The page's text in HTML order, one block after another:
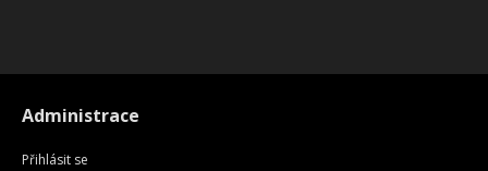
Administrace
Přihlásit se